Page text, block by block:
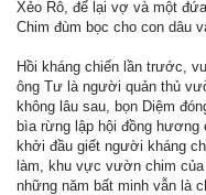
Xẻo Rô, để lại vợ và một
Chim đùm bọc cho con dâu
Hồi kháng chiến lần trước,
ông Tư là người quản thủ
không lâu sau, bọn Diệm
bìa rừng lập hội đồng
khởi đầu giết người kháng
làm, khu vực vườn chim
những năm bất minh vẫn là